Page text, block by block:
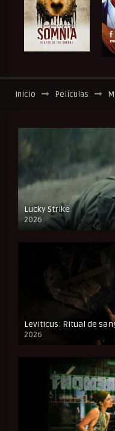
Inicio Películas
Lucky Strike
2026
FULL HD
Leviticus: Ritual de
2026
FULL HD